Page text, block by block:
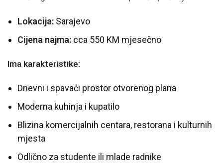
Lokacija: Sarajevo
Cijena najma: cca 550 KM mjesečno
Ima karakteristike:
Dnevni i spavaći prostor otvorenog plana
Moderna kuhinja i kupatilo
Blizina komercijalnih centara, restorana i kulturnih
mjesta
Odlično za studente ili mlade radnike